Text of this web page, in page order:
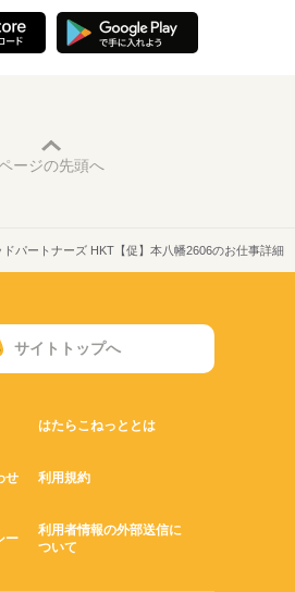
ージの先頭へ
パートナーズ HKT【促】本八幡2606のお仕事詳細
サイトトップへ
はたらこねっととは
せ 利用規約
ー
利用者情報の外部送信に
ついて